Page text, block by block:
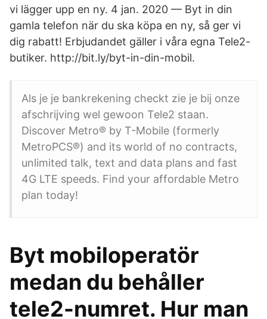
vi lägger upp en ny. 4 jan. 2020 — Byt in din
gamla telefon när du ska köpa en ny, så ger vi
dig rabatt! Erbjudandet gäller i våra egna Tele2-
butiker. http://bit.ly/byt-in-din-mobil.
Als je je bankrekening checkt zie je bij onze
afschrijving wel gewoon Tele2 staan.
Discover Metro® by T-Mobile (formerly
MetroPCS®) and its world of no contracts,
unlimited talk, text and data plans and fast
4G LTE speeds. Find your affordable Metro
plan today!
Byt mobiloperatör
medan du behåller
tele2-numret. Hur man